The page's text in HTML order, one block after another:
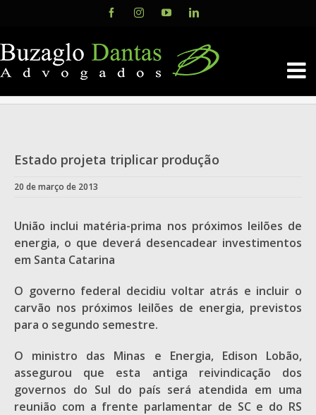
content
FacebookInstagramYouTubeLinkedIn
Estado projeta triplicar produção
20 de março de 2013
União inclui matéria-prima nos próximos leilões de
energia, o que deverá desencadear investimentos
em Santa Catarina
O governo federal decidiu voltar atrás e incluir o
carvão nos próximos leilões de energia, previstos
para o segundo semestre.
O ministro das Minas e Energia, Edison Lobão,
assegurou que esta antiga reivindicação dos
governos do Sul do país será atendida em uma
reunião com a frente parlamentar de SC e do RS